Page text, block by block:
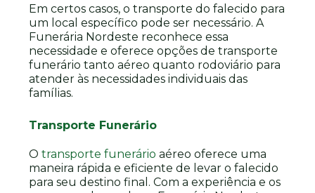
Em certos casos, o transporte do falecido para
um local específico pode ser necessário. A
Funerária Nordeste reconhece essa
necessidade e oferece opções de transporte
funerário tanto aéreo quanto rodoviário para
atender às necessidades individuais das
famílias.
Transporte Funerário
O transporte funerário aéreo oferece uma
maneira rápida e eficiente de levar o falecido
para seu destino final. Com a experiência e os